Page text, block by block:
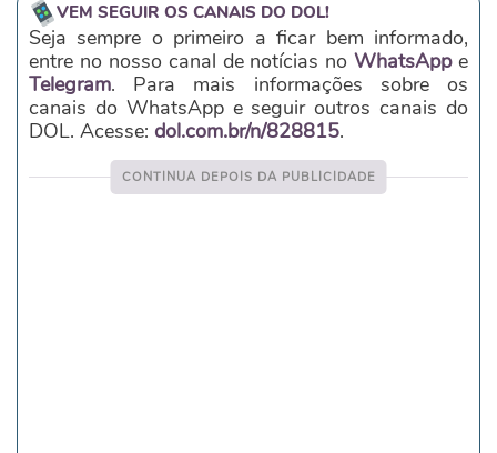
VEM SEGUIR OS CANAIS DO DOL!
Seja sempre o primeiro a ficar bem informado,
entre no nosso canal de notícias noWhatsAppe
Telegram. Para mais informações sobre os
canais do WhatsApp e seguir outros canais do
DOL. Acesse: dol.com.br/n/828815.